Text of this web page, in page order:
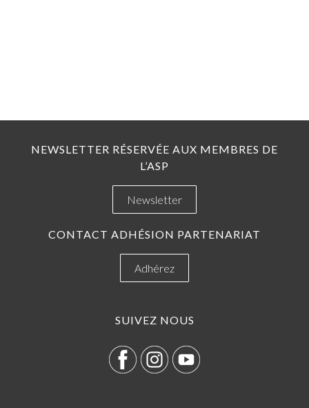
NEWSLETTER RÉSERVÉE AUX MEMBRES DE
L’ASP
Newsletter
CONTACT ADHÉSION PARTENARIAT
Adhérez
SUIVEZ NOUS